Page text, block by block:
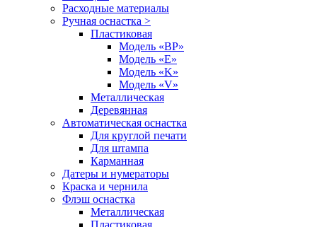
Расходные материалы
Ручная оснастка >
Пластиковая
Модель «BP»
Модель «E»
Модель «K»
Модель «V»
Металлическая
Деревянная
Автоматическая оснастка
Для круглой печати
Для штампа
Карманная
Датеры и нумераторы
Краска и чернила
Флэш оснастка
Металлическая